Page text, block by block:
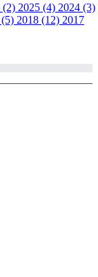
(2) 2025 (4) 2024 (3)
2018 (12) 2017